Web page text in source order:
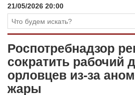
21/05/2026 20:00
Роспотребнадзор
сократить рабочий
орловцев из-за
жары